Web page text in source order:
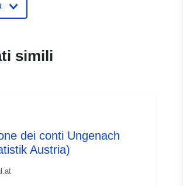
simili
dei conti Ungenach
Austria)